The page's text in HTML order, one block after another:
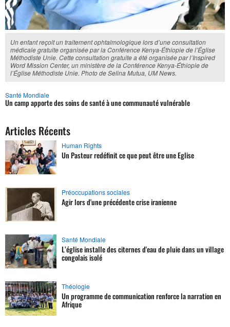
Santé Mondiale
Un enfant reçoit un traitement ophtalmologique lors d’une consultation
médicale gratuite organisée par la Conférence Kenya-Éthiopie de l’Église
Méthodiste Unie. Cette consultation gratuite a été organisée par l’Inspired
Word Mission Center, un ministère de la Conférence Kenya-Éthiopie de
l’Église Méthodiste Unie. Photo de Selina Mutua, UM News.
Un camp apporte des soins de santé à une communauté vulnérable
Articles Récents
Human Rights
Un Pasteur redéfinit ce que peut être une Eglise
Préoccupations sociales
Agir lors d'une précédente crise iranienne
Santé Mondiale
L’église installe des citernes d'eau de pluie dans un village
congolais isolé
Théologie
Un programme de communication renforce la narration en
Afrique